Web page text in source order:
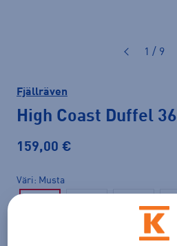
1 / 9
Fjällräven
High Coast Duffel 36
159,00 €
Väri Musta